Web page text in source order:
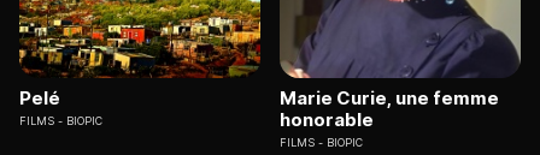
Pelé
FILMS BIOPIC
Marie Curie, une femme
honorable
FILMS BIOPIC